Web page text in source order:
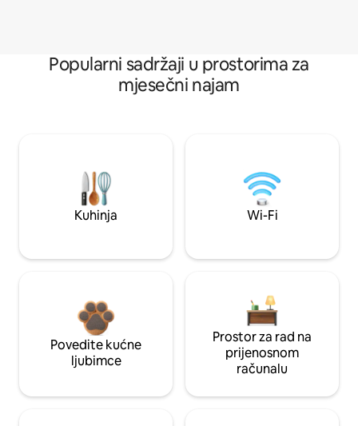
Popularni sadržaji u prostorima za
mjesečni najam
Kuhinja Wi-Fi
Povedite kućne
ljubimce
Prostor za rad na
prijenosnom
računalu